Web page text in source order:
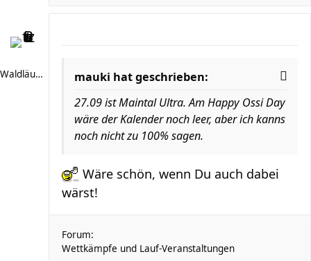
Waldläufer 66
mauki hat geschrieben:
27.09 ist Maintal Ultra. Am Happy Ossi Day
wäre der Kalender noch leer, aber ich kanns
noch nicht zu 100% sagen.
Wäre schön, wenn Du auch dabei
wärst!
Forum:
Wettkämpfe und Lauf-Veranstaltungen